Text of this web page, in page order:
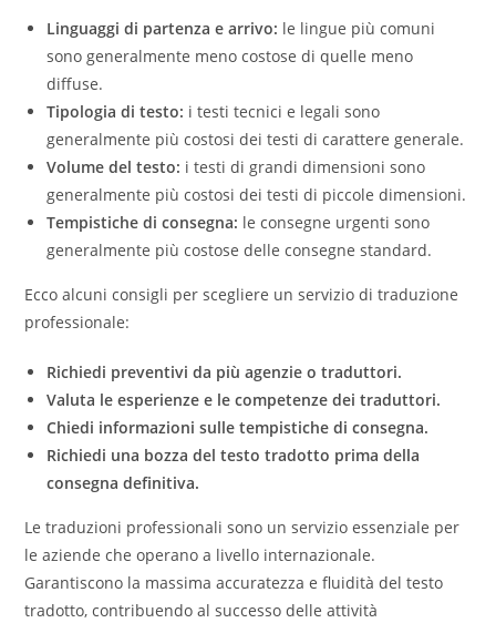
Linguaggi di partenza e arrivo: le lingue più comuni
sono generalmente meno costose di quelle meno
diffuse.
Tipologia di testo: i testi tecnici e legali sono
generalmente più costosi dei testi di carattere generale.
Volume del testo: i testi di grandi dimensioni sono
generalmente più costosi dei testi di piccole dimensioni.
Tempistiche di consegna: le consegne urgenti sono
generalmente più costose delle consegne standard.
Ecco alcuni consigli per scegliere un servizio di traduzione
professionale:
Richiedi preventivi da più agenzie o traduttori.
Valuta le esperienze e le competenze dei traduttori.
Chiedi informazioni sulle tempistiche di consegna.
Richiedi una bozza del testo tradotto prima della
consegna definitiva.
Le traduzioni professionali sono un servizio essenziale per
le aziende che operano a livello internazionale.
Garantiscono la massima accuratezza e fluidità del testo
tradotto, contribuendo al successo delle attività